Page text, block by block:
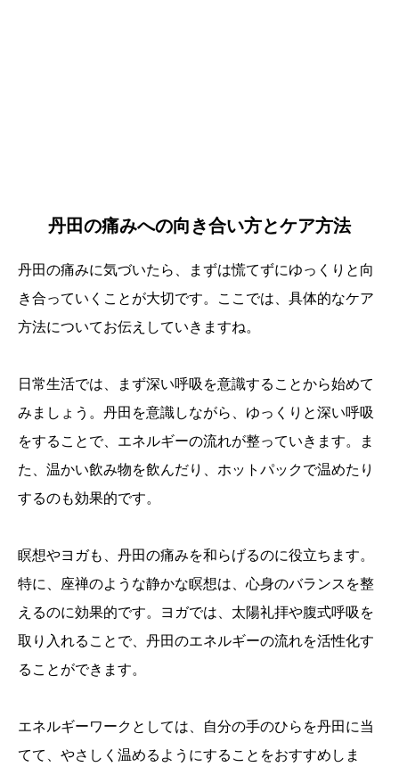
丹田の痛みへの向き合い方とケア方法
丹田の痛みに気づいたら、まずは慌てずにゆっくりと向
き合っていくことが大切です。ここでは、具体的なケア
方法についてお伝えしていきますね。
日常生活では、まず深い呼吸を意識することから始めて
みましょう。丹田を意識しながら、ゆっくりと深い呼吸
をすることで、エネルギーの流れが整っていきます。ま
た、温かい飲み物を飲んだり、ホットパックで温めたり
するのも効果的です。
瞑想やヨガも、丹田の痛みを和らげるのに役立ちます。
特に、座禅のような静かな瞑想は、心身のバランスを整
えるのに効果的です。ヨガでは、太陽礼拝や腹式呼吸を
取り入れることで、丹田のエネルギーの流れを活性化す
ることができます。
エネルギーワークとしては、自分の手のひらを丹田に当
てて、やさしく温めるようにすることをおすすめしま